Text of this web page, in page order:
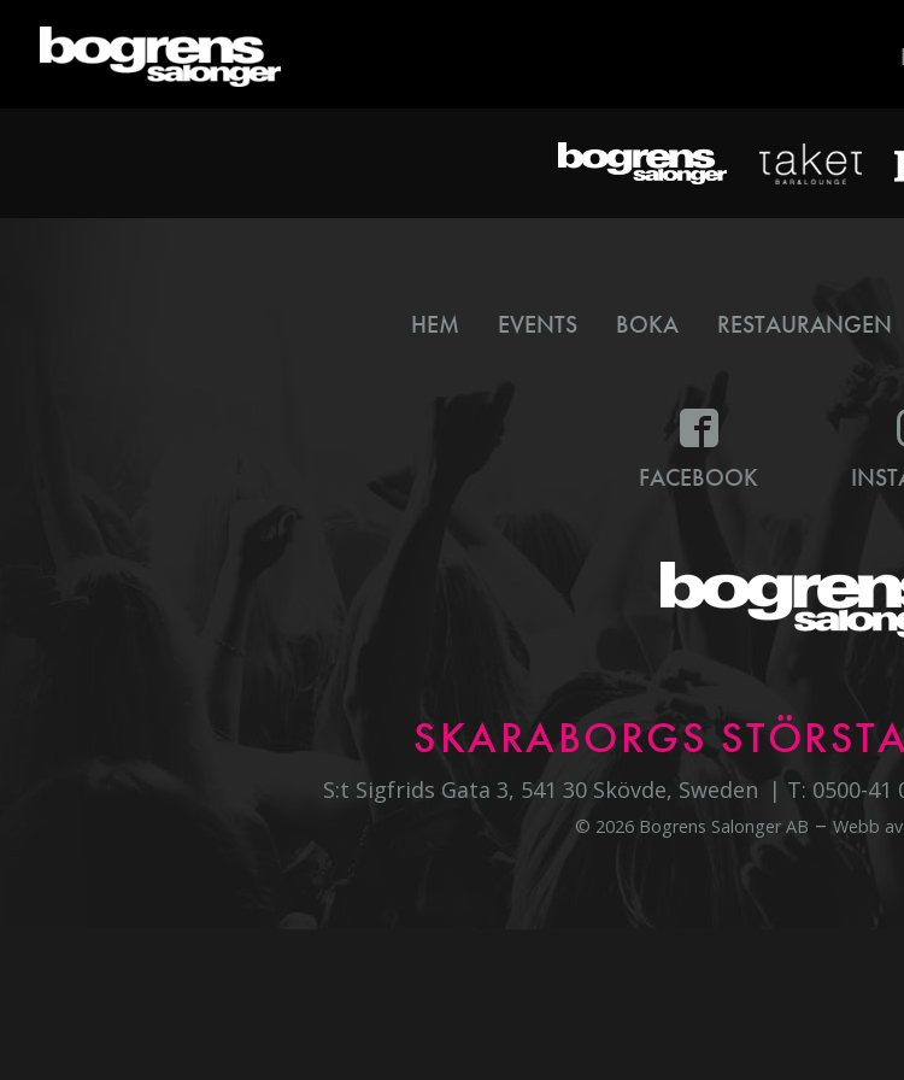
HEM EVENTS BOKA RESTAURANGEN
FACEBOOK
SKARABORGS
S:t Sigfrids Gata 3, 541 30 Skövde, Sweden T: 0500-41
© 2026 Bogrens Salonger AB – Webb av